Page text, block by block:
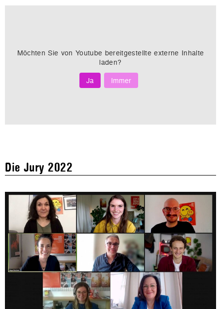
Möchten Sie von Youtube bereitgestellte externe Inhalte
laden?
Ja
Immer
Die Jury 2022